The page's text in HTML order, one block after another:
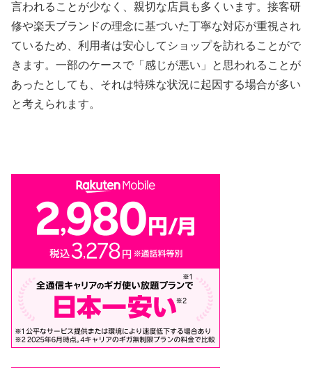
言われることが少なく、親切な店員も多くいます。接客研
修や楽天ブランドの理念に基づいた丁寧な対応が重視され
ているため、利用者は安心してショップを訪れることがで
きます。一部のケースで「感じが悪い」と思われることが
あったとしても、それは特殊な状況に起因する場合が多い
と考えられます。